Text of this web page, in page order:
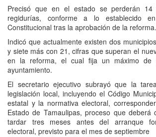
Precisó que en el estado se perderán 14
regidurías, conforme a lo establecido
Constitucional tras la aprobación de la reforma.
Indicó que actualmente existen dos
y siete más con 21, cifras que superan el
en la reforma, el cual fija un máximo de
ayuntamiento.
El secretario ejecutivo subrayó que la
legislación local, incluyendo el Código
estatal y la normativa electoral,
Estado de Tamaulipas, proceso que deberá
tardar tres meses antes del arranque
electoral, previsto para el mes de septiembre